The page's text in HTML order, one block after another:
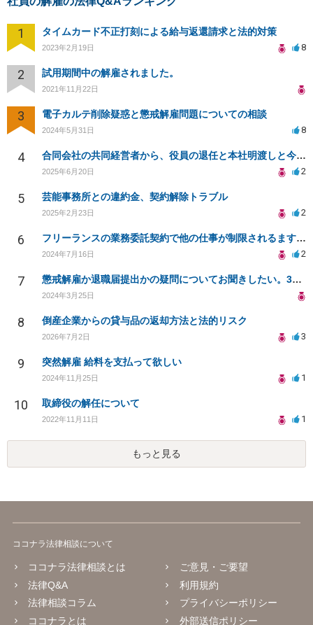
1 タイムカード不正打刻による給与返還請求と法的対策
2023年2月19日 8
2 試用期間中の解雇されました。
2021年11月22日
3 電子カルテ削除疑惑と懲戒解雇問題についての相談
2024年5月31日 8
4 合同会社の共同経営者から、役員の退任と本社明渡しと今までの給与返還を請求されている件について
2025年6月20日 2
5 芸能事務所との違約金、契約解除トラブル
2025年2月23日 2
6 フリーランスの業務委託契約で他の仕事が制限されるますか？
2024年7月16日 2
7 懲戒解雇か退職届提出かの疑問についてお聞きしたい。3月末に退職予定だが、退職届提出を求められた場合
2024年3月25日
8 倒産企業からの貸与品の返却方法と法的リスク
2026年7月2日 3
9 突然解雇 給料を支払って欲しい
2024年11月25日 1
10 取締役の解任について
2022年11月11日 1
もっと見る
ココナラ法律相談について
ココナラ法律相談とは
法律Q&A
法律相談コラム
ココナラとは
ご意見・ご要望
利用規約
プライバシーポリシー
外部送信ポリシー